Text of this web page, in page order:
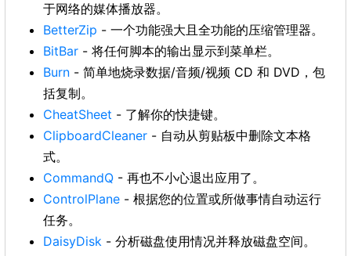
于网络的媒体播放器。
BetterZip - 一个功能强大且全功能的压缩管理器。
BitBar - 将任何脚本的输出显示到菜单栏。
Burn - 简单地烧录数据/音频/视频 CD 和 DVD，包
括复制。
CheatSheet - 了解你的快捷键。
ClipboardCleaner - 自动从剪贴板中删除文本格
式。
CommandQ - 再也不小心退出应用了。
ControlPlane - 根据您的位置或所做事情自动运行
任务。
DaisyDisk - 分析磁盘使用情况并释放磁盘空间。